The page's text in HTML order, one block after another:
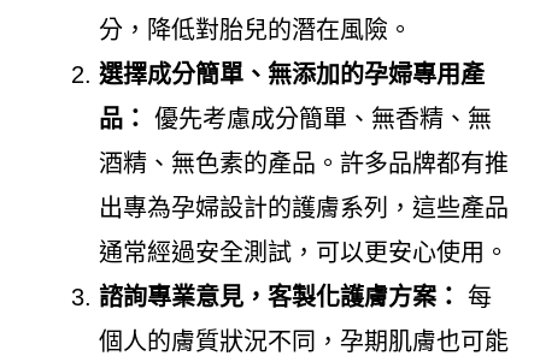
分，降低對胎兒的潛在風險。
選擇成分簡單、無添加的孕婦專用產
品： 優先考慮成分簡單、無香精、無
酒精、無色素的產品。許多品牌都有推
出專為孕婦設計的護膚系列，這些產品
通常經過安全測試，可以更安心使用。
諮詢專業意見，客製化護膚方案： 每
個人的膚質狀況不同，孕期肌膚也可能